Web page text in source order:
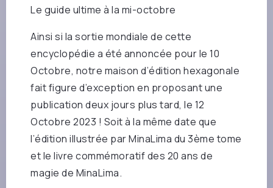
Le guide ultime à la mi-octobre
Ainsi si la sortie mondiale de cette
encyclopédie a été annoncée pour le 10
Octobre, notre maison d’édition hexagonale
fait figure d’exception en proposant une
publication deux jours plus tard, le 12
Octobre 2023 ! Soit à la même date que
l’édition illustrée par MinaLima du 3ème tome
et le livre commémoratif des 20 ans de
magie de MinaLima.